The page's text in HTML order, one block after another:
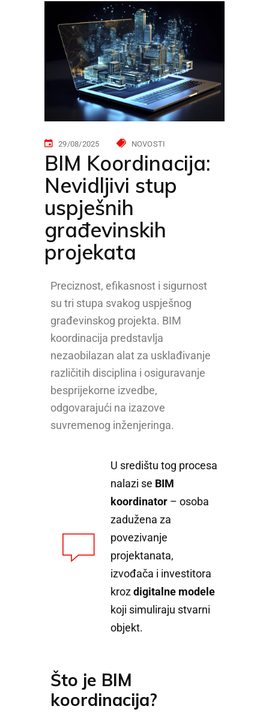
29/08/2025 NOVOSTI
BIM Koordinacija:
Nevidljivi stup
uspješnih
građevinskih
projekata
Preciznost, efikasnost i sigurnost
su tri stupa svakog uspješnog
građevinskog projekta. BIM
koordinacija predstavlja
nezaobilazan alat za usklađivanje
različitih disciplina i osiguravanje
besprijekorne izvedbe,
odgovarajući na izazove
suvremenog inženjeringa.
U središtu tog procesa
nalazi se BIM
koordinator – osoba
zadužena za
povezivanje
projektanata,
izvođača i investitora
krozdigitalne modele
koji simuliraju stvarni
objekt.
Što je BIM
koordinacija?